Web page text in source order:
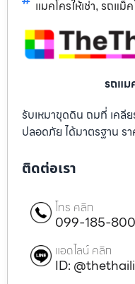
แมคโครให้เช่า, รถแม็
รถแม
รับเหมาขุดดิน ถมที่ เคลี
ปลอดภัย ได้มาตรฐาน ร
ติดต่อเรา
โทร คลิก
099-185-
แอดไลน์ คลิก
ID: